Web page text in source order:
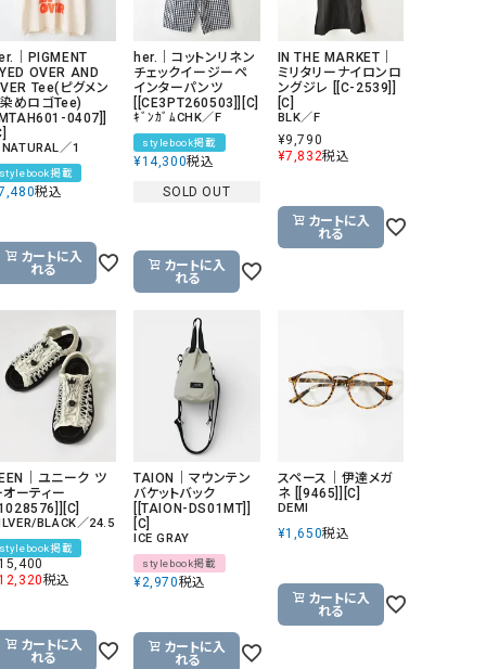
GO TO HOLLYWOOD（ゴートゥーハリウ
ッド）
THIRTY（サーティ）
G-STAR RAW（ジースターロウ） tumugu:（ツムグ）
GOOD SPEED（グッドスピード）
GAIMO（ガイモ）
UNIVERSAL OVERALL（
USU GALLERY（ユーエス
ー）
（ｇ） （グラム）
Gives a sense of fullment
HUNTER（ハンター）
ICHI（イチ）
ILIMA（イリマ）
｜PIGMENT
OVER AND
Tee(ピグメン
染めロゴTee)
0407]]
／1
stylebook掲載
税込
カートに入
れる
her.｜コットンリネン
チェックイージーペ
インターパンツ
[[CE3PT260503]][C]
ｷﾞﾝｶﾞﾑCHK／F
stylebook掲載
¥14,300税込
SOLD OUT
カートに入
れる
IN THE MARKET｜
ミリタリーナイロンロ
ングジレ [[C-2539]]
[C]
BLK／F
¥9,790
¥7,832税込
カートに入
れる
｜ユニーク ツ
オーティー
BLACK／24.5
stylebook掲載
15,400
税込
カートに入
れる
TAION｜マウンテン
バケットバック
[[TAION-DS01MT]]
[C]
ICE GRAY
stylebook掲載
¥2,970税込
カートに入
れる
スペース｜伊達メガ
ネ [[9465]][C]
DEMI
¥1,650税込
カートに入
れる